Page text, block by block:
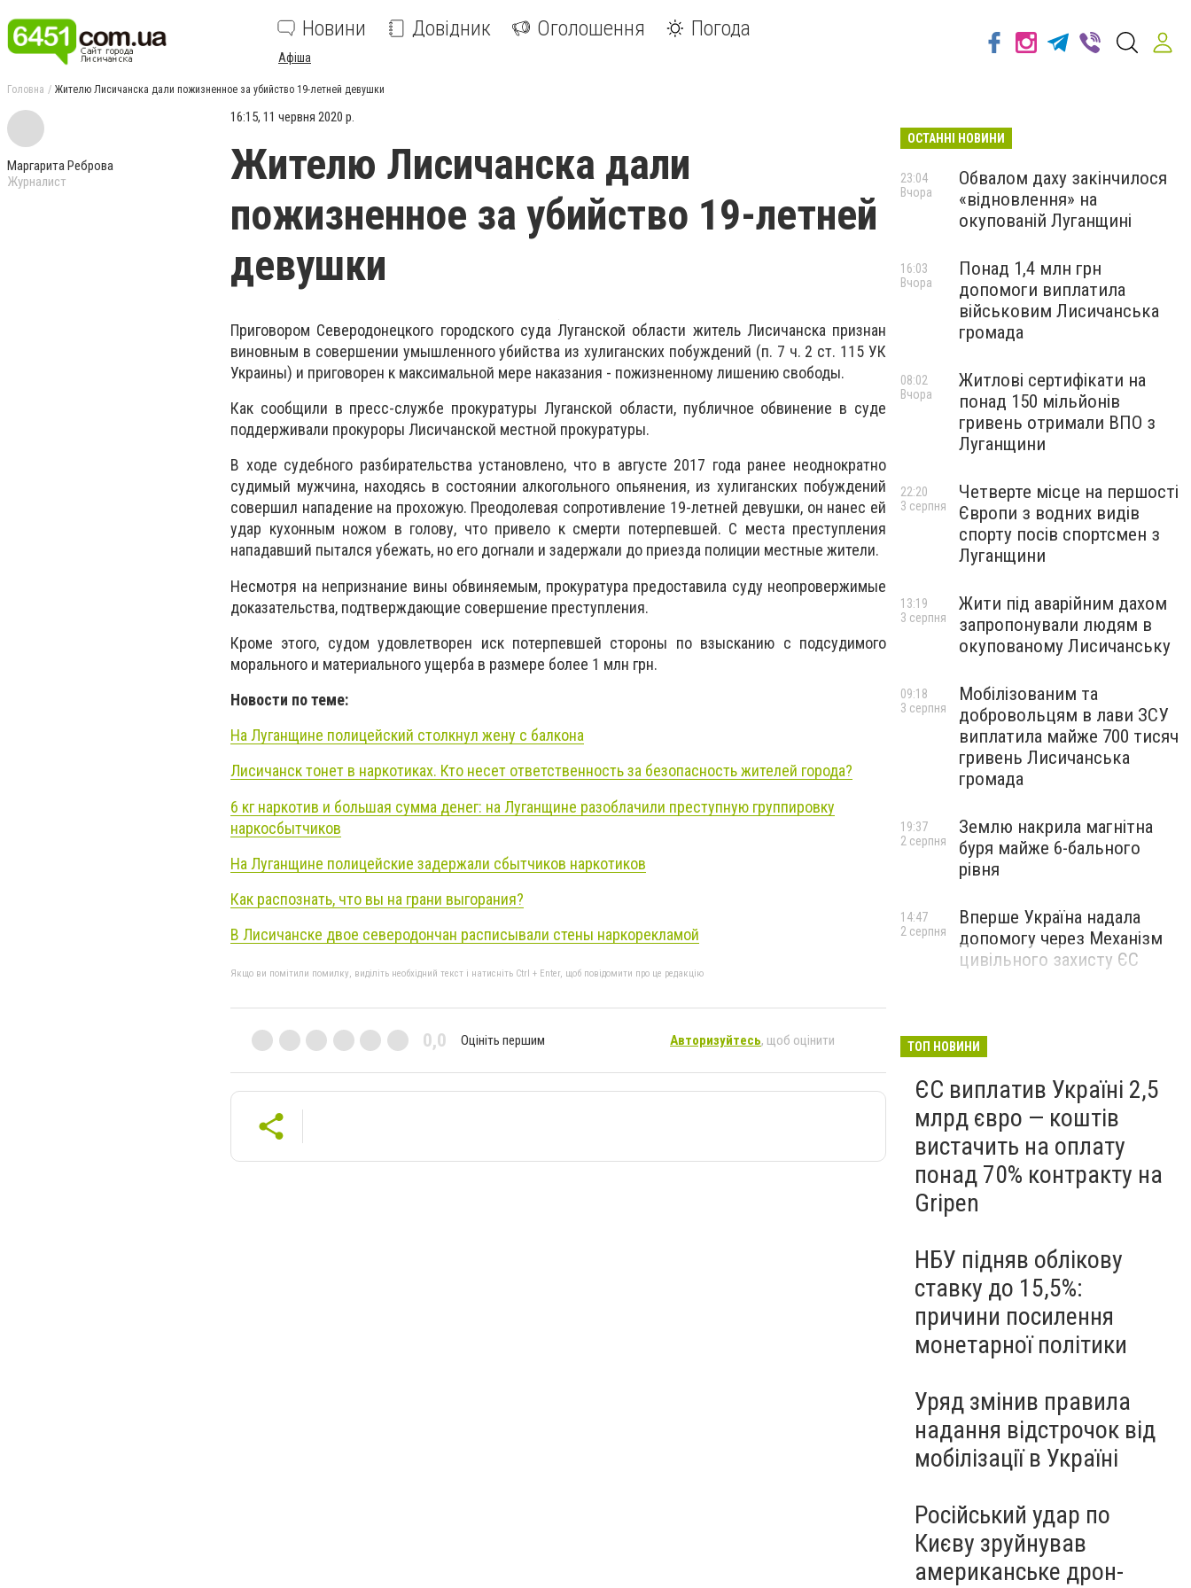
Новини Довідник Оголошення Погода
Афіша
Головна Жителю Лисичанска дали пожизненное за убийство 19-летней девушки
Маргарита Реброва
Журналист
16:15, 11 червня 2020 р.
Жителю Лисичанска дали
пожизненное за убийство 19-летней
девушки
Приговором Северодонецкого городского суда Луганской области житель Лисичанска признан
виновным в совершении умышленного убийства из хулиганских побуждений (п. 7 ч. 2 ст. 115 УК
Украины) и приговорен к максимальной мере наказания - пожизненному лишению свободы.
Как сообщили в пресс-службе прокуратуры Луганской области, публичное обвинение в суде
поддерживали прокуроры Лисичанской местной прокуратуры.
В ходе судебного разбирательства установлено, что в августе 2017 года ранее неоднократно
судимый мужчина, находясь в состоянии алкогольного опьянения, из хулиганских побуждений
совершил нападение на прохожую. Преодолевая сопротивление 19-летней девушки, он нанес ей
удар кухонным ножом в голову, что привело к смерти потерпевшей. С места преступления
нападавший пытался убежать, но его догнали и задержали до приезда полиции местные жители.
Несмотря на непризнание вины обвиняемым, прокуратура предоставила суду неопровержимые
доказательства, подтверждающие совершение преступления.
Кроме этого, судом удовлетворен иск потерпевшей стороны по взысканию с подсудимого
морального и материального ущерба в размере более 1 млн грн.
Новости по теме:
На Луганщине полицейский столкнул жену с балкона
Лисичанск тонет в наркотиках. Кто несет ответственность за безопасность жителей города?
6 кг наркотив и большая сумма денег: на Луганщине разоблачили преступную группировку
наркосбытчиков
На Луганщине полицейские задержали сбытчиков наркотиков
Как распознать, что вы на грани выгорания?
В Лисичанске двое северодончан расписывали стены наркорекламой
Якщо ви помітили помилку, виділіть необхідний текст і натисніть Ctrl + Enter, щоб повідомити про це редакцію
0,0 Оцініть першим Авторизуйтесь, щоб оцінити
ОСТАННІ НОВИНИ
Обвалом даху закінчилося
«відновлення» на
окупованій Луганщині
23:04
Вчора
Понад 1,4 млн грн
допомоги виплатила
військовим Лисичанська
громада
16:03
Вчора
Житлові сертифікати на
понад 150 мільйонів
гривень отримали ВПО з
Луганщини
08:02
Вчора
Четверте місце на першості
Європи з водних видів
спорту посів спортсмен з
Луганщини
22:20
3 серпня
Жити під аварійним дахом
запропонували людям в
окупованому Лисичанську
13:19
3 серпня
Мобілізованим та
добровольцям в лави ЗСУ
виплатила майже 700 тисяч
гривень Лисичанська
громада
09:18
3 серпня
Землю накрила магнітна
буря майже 6-бального
рівня
19:37
2 серпня
Вперше Україна надала
допомогу через Механізм
цивільного захисту ЄС
14:47
2 серпня
ТОП НОВИНИ
ЄС виплатив Україні 2,5
млрд євро — коштів
вистачить на оплату
понад 70% контракту на
Gripen
НБУ підняв облікову
ставку до 15,5%:
причини посилення
монетарної політики
Уряд змінив правила
надання відстрочок від
мобілізації в Україні
Російський удар по
Києву зруйнував
американське дрон-